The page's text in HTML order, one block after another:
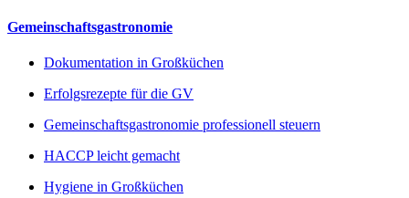
Gemeinschaftsgastronomie
Dokumentation in Großküchen
Erfolgsrezepte für die GV
Gemeinschaftsgastronomie professionell steuern
HACCP leicht gemacht
Hygiene in Großküchen